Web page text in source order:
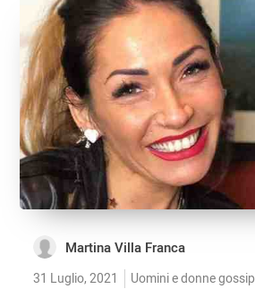
Martina Villa Franca
31 Luglio, 2021 Uomini e donne gossip